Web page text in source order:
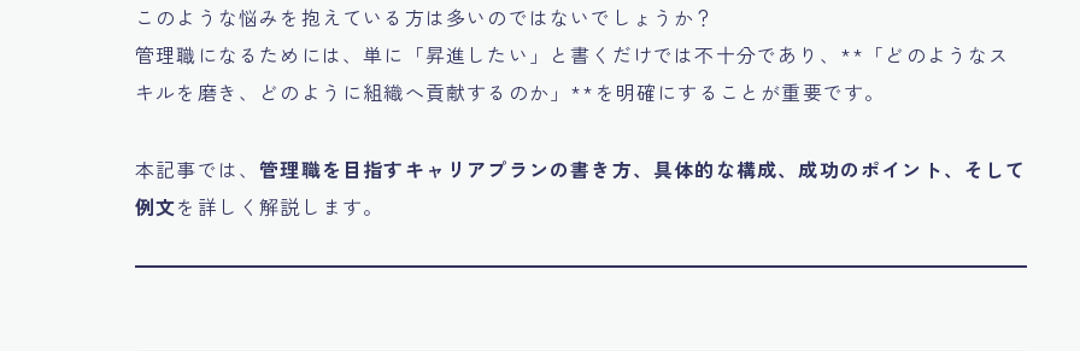
このような悩みを抱えている方は多いのではないでしょうか？
管理職になるためには、単に「昇進したい」と書くだけでは不十分であり、**「どのようなス
キルを磨き、どのように組織へ貢献するのか」**を明確にすることが重要です。
本記事では、管理職を目指すキャリアプランの書き方、具体的な構成、成功のポイント、そして
例文を詳しく解説します。